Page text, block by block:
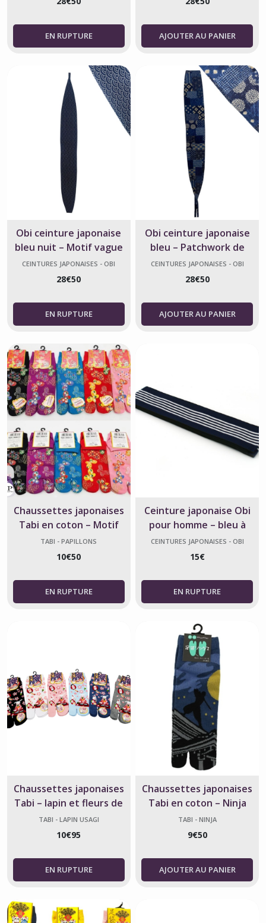
AJOUTER AU PANIER
Obi ceinture japonaise
bleu nuit – Motif vague
Nami en coton
CEINTURES JAPONAISES - OBI
28€50
Obi ceinture japonaise
bleu – Patchwork de
fleurs en coton
CEINTURES JAPONAISES - OBI
28€50
AJOUTER AU PANIER
Chaussettes japonaises
Tabi en coton – Motif
papillon taille 34-40
TABI - PAPILLONS
10€50
Ceinture japonaise Obi
pour homme – bleu à
rayures
CEINTURES JAPONAISES - OBI
15€
Chaussettes japonaises
Tabi – lapin et fleurs de
Sakura
TABI - LAPIN USAGI
10€95
Chaussettes japonaises
Tabi en coton – Ninja
couleur nuit
TABI - NINJA
9€50
AJOUTER AU PANIER